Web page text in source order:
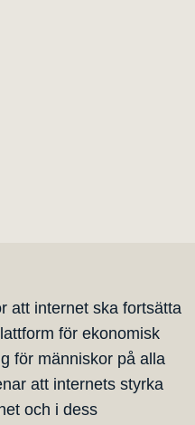
att internet ska fortsätta
för ekonomisk
för människor på alla
att internets styrka
och i dess